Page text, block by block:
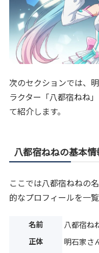
次のセクションでは、
ラクター「八都宿ねね
て紹介します。
八都宿ねねの基本情
ここでは八都宿ねねの
的なプロフィールを一
名前 八都宿ね
正体 明石家さ